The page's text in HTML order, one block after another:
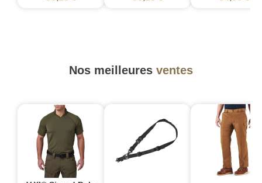
Nos meilleures ventes